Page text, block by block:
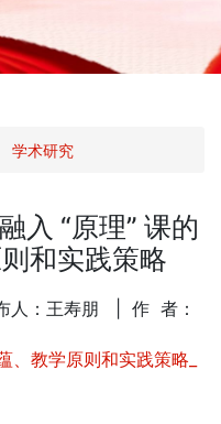
学术研究
入 “原理” 课的
和实践策略
人：王寿朋 | 作 者：
、教学原则和实践策略_